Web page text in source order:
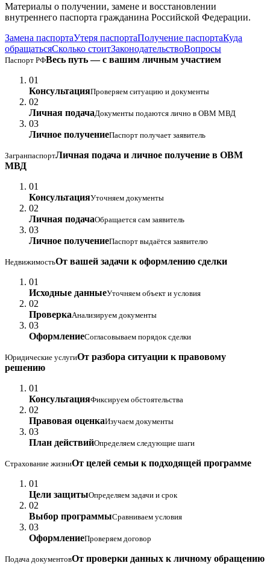
Материалы о получении, замене и восстановлении
внутреннего паспорта гражданина Российской Федерации.
Замена паспортаУтеря паспортаПолучение паспортаКуда
обращатьсяСколько стоитЗаконодательствоВопросы
Паспорт РФВесь путь — с вашим личным участием
01
КонсультацияПроверяем ситуацию и документы
02
Личная подачаДокументы подаются лично в ОВМ МВД
03
Личное получениеПаспорт получает заявитель
ЗагранпаспортЛичная подача и личное получение в ОВМ
МВД
01
КонсультацияУточняем документы
02
Личная подачаОбращается сам заявитель
03
Личное получениеПаспорт выдаётся заявителю
НедвижимостьОт вашей задачи к оформлению сделки
01
Исходные данныеУточняем объект и условия
02
ПроверкаАнализируем документы
03
ОформлениеСогласовываем порядок сделки
Юридические услугиОт разбора ситуации к правовому
решению
01
КонсультацияФиксируем обстоятельства
02
Правовая оценкаИзучаем документы
03
План действийОпределяем следующие шаги
Страхование жизниОт целей семьи к подходящей программе
01
Цели защитыОпределяем задачи и срок
02
Выбор программыСравниваем условия
03
ОформлениеПроверяем договор
Подача документовОт проверки данных к личному обращению